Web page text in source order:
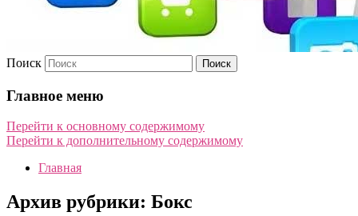
Поиск
Главное меню
Перейти к основному содержимому
Перейти к дополнительному содержимому
Главная
Архив рубрики: Бокс